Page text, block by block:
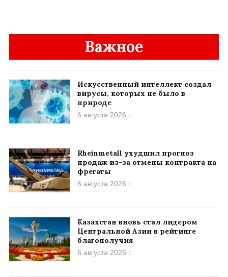
Важное
Искусственный интеллект создал
вирусы, которых не было в
природе
6 августа 2026 г.
Rheinmetall ухудшил прогноз
продаж из-за отмены контракта на
фрегаты
6 августа 2026 г.
Казахстан вновь стал лидером
Центральной Азии в рейтинге
благополучия
6 августа 2026 г.